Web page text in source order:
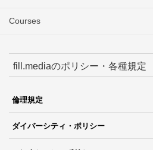
Courses
fill.mediaのポリシー・各種規定
倫理規定
ダイバーシティ・ポリシー